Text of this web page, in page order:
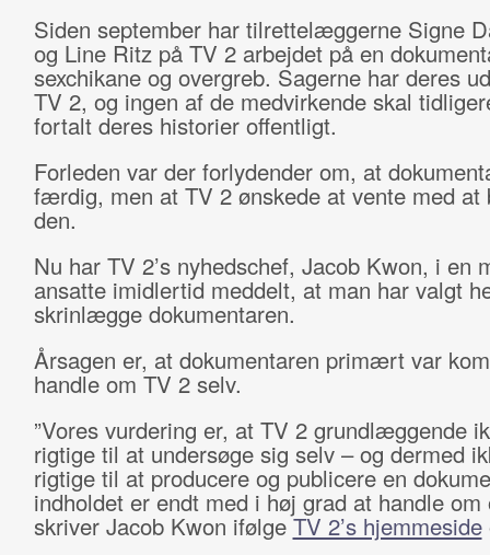
Siden september har tilrettelæggerne Signe
og Line Ritz på TV 2 arbejdet på en
sexchikane og overgreb. Sagerne har deres
TV 2, og ingen af de medvirkende skal
fortalt deres historier offentligt.
Forleden var der forlydender om, at
færdig, men at TV 2 ønskede at vente med at
den.
Nu har TV 2’s nyhedschef, Jacob Kwon, i en
ansatte imidlertid meddelt, at man har valgt
skrinlægge dokumentaren.
Årsagen er, at dokumentaren primært var
handle om TV 2 selv.
”Vores vurdering er, at TV 2 grundlæggende
rigtige til at undersøge sig selv – og dermed
rigtige til at producere og publicere en
indholdet er endt med i høj grad at handle om
skriver Jacob Kwon ifølgeTV 2’s hjemmeside